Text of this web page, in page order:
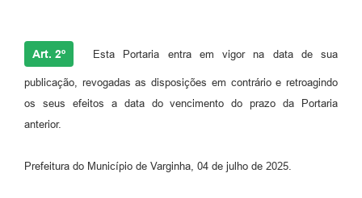
Art. 2º Esta Portaria entra em vigor na data de sua
publicação, revogadas as disposições em contrário e retroagindo
os seus efeitos a data do vencimento do prazo da Portaria
anterior.
Prefeitura do Município de Varginha, 04 de julho de 2025.